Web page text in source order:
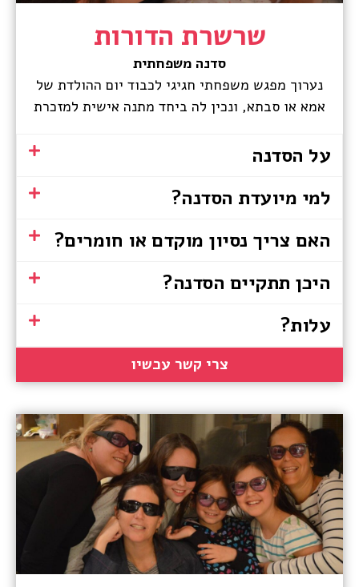
שרשרת הדורות
סדנה משפחתית
נערוך מפגש משפחתי חגיגי לכבוד יום ההולדת של
אמא או סבתא, ונכין לה ביחד מתנה אישית למזכרת
על הסדנה
למי מיועדת הסדנה?
האם צריך נסיון מוקדם או חומרים?
היכן תתקיים הסדנה?
עלות?
צרי קשר עכשיו